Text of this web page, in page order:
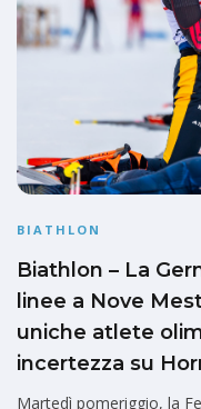
BIATHLON
Biathlon – La
linee a Nove
uniche atlete
incertezza su
Martedì pomeriggio, la